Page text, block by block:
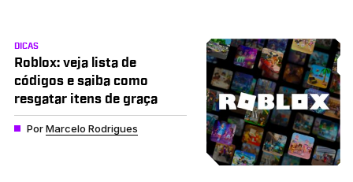
DICAS
Roblox: veja lista de
códigos e saiba como
resgatar itens de graça
PorMarcelo Rodrigues